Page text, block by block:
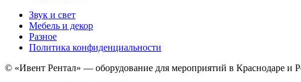
Звук и свет
Мебель и декор
Разное
Политика конфиденциальности
© «Ивент Рентал» — оборудование для мероприятий в Краснодаре и